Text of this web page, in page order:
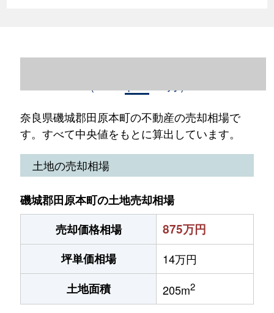
奈良県磯城郡田原本町の不動産の売却相場で
す。すべて中央値をもとに算出しています。
土地の売却相場
磯城郡田原本町の土地売却相場
売却価格相場
875万円
坪単価相場
14万円
土地面積
205m2